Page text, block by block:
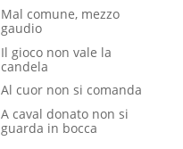
Mal comune, mezzo
gaudio
Il gioco non vale la
candela
Al cuor non si comanda
A caval donato non si
guarda in bocca